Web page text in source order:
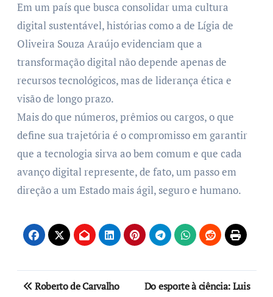
Em um país que busca consolidar uma cultura
digital sustentável, histórias como a de Lígia de
Oliveira Souza Araújo evidenciam que a
transformação digital não depende apenas de
recursos tecnológicos, mas de liderança ética e
visão de longo prazo.
Mais do que números, prêmios ou cargos, o que
define sua trajetória é o compromisso em garantir
que a tecnologia sirva ao bem comum e que cada
avanço digital represente, de fato, um passo em
direção a um Estado mais ágil, seguro e humano.
Roberto de Carvalho
Do esporte à ciência: Luis